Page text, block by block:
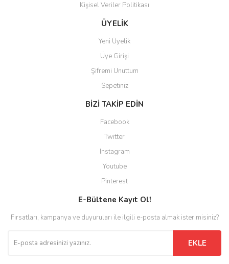
Gönder
Kişisel Veriler Politikası
ÜYELİK
Yeni Üyelik
Üye Girişi
Şifremi Unuttum
Sepetiniz
BİZİ TAKİP EDİN
Facebook
Twitter
Instagram
Youtube
Pinterest
E-Bültene Kayıt Ol!
Fırsatları, kampanya ve duyuruları ile ilgili e-posta almak ister misiniz?
EKLE